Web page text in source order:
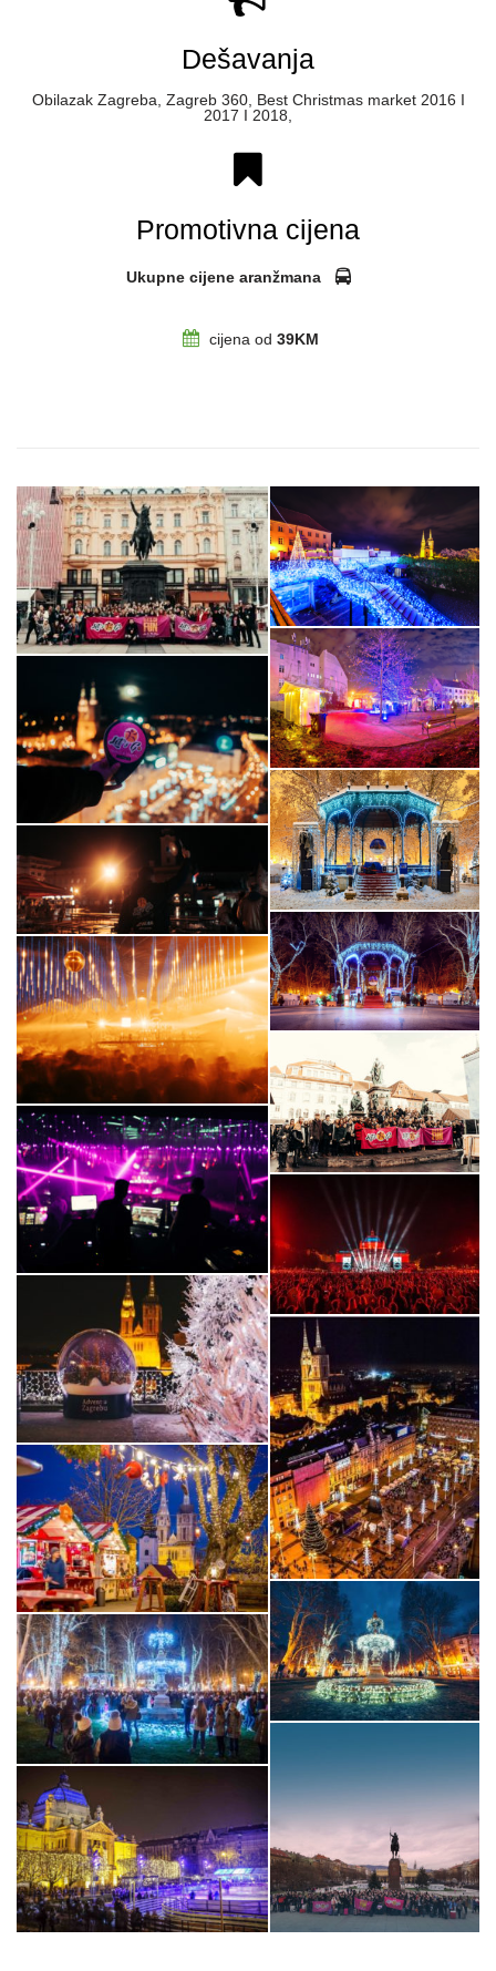
Dešavanja
Obilazak Zagreba, Zagreb 360, Best Christmas market 2016 I
2017 I 2018,
Promotivna cijena
Ukupne cijene aranžmana
cijena od 39KM